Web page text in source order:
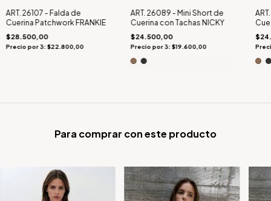
ART. 26107 - Falda de
Cuerina Patchwork FRANKIE
$28.500,00
Precio por 3: $22.800,00
ART. 26089 - Mini Short de
Cuerina con Tachas NICKY
$24.500,00
Precio por 3: $19.600,00
Para comprar con este producto